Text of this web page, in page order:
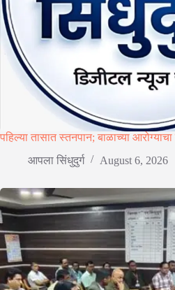
पहिल्या तासात स्तनपान; बाळाच्या
आपला सिंधुदुर्ग
August 6, 2026